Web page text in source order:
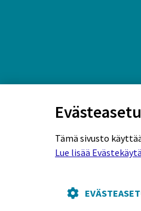
Rekisteriseloste
Tämä sivusto
Lue lisää